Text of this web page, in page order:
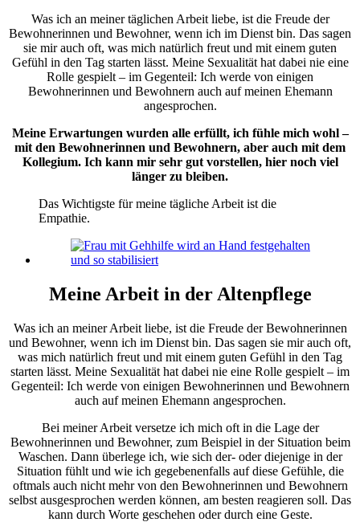
Was ich an meiner täglichen Arbeit liebe, ist die Freude der
Bewohnerinnen und Bewohner, wenn ich im Dienst bin. Das sagen
sie mir auch oft, was mich natürlich freut und mit einem guten
Gefühl in den Tag starten lässt. Meine Sexualität hat dabei nie eine
Rolle gespielt – im Gegenteil: Ich werde von einigen
Bewohnerinnen und Bewohnern auch auf meinen Ehemann
angesprochen.
Meine Erwartungen wurden alle erfüllt, ich fühle mich wohl –
mit den Bewohnerinnen und Bewohnern, aber auch mit dem
Kollegium. Ich kann mir sehr gut vorstellen, hier noch viel
länger zu bleiben.
Das Wichtigste für meine tägliche Arbeit ist die
Empathie.
Meine Arbeit in der Altenpflege
Was ich an meiner Arbeit liebe, ist die Freude der Bewohnerinnen
und Bewohner, wenn ich im Dienst bin. Das sagen sie mir auch oft,
was mich natürlich freut und mit einem guten Gefühl in den Tag
starten lässt. Meine Sexualität hat dabei nie eine Rolle gespielt – im
Gegenteil: Ich werde von einigen Bewohnerinnen und Bewohnern
auch auf meinen Ehemann angesprochen.
Bei meiner Arbeit versetze ich mich oft in die Lage der
Bewohnerinnen und Bewohner, zum Beispiel in der Situation beim
Waschen. Dann überlege ich, wie sich der- oder diejenige in der
Situation fühlt und wie ich gegebenenfalls auf diese Gefühle, die
oftmals auch nicht mehr von den Bewohnerinnen und Bewohnern
selbst ausgesprochen werden können, am besten reagieren soll. Das
kann durch Worte geschehen oder durch eine Geste.